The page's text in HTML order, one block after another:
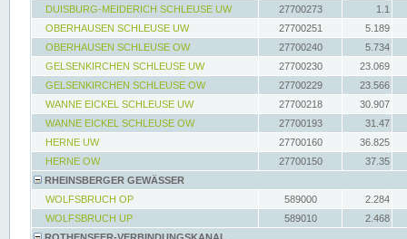
DUISBURG-MEIDERICH SCHLEUSE UW
27700273
1.1
OBERHAUSEN SCHLEUSE UW
27700251
5.189
OBERHAUSEN SCHLEUSE OW
27700240
5.734
GELSENKIRCHEN SCHLEUSE UW
27700230
23.069
GELSENKIRCHEN SCHLEUSE OW
27700229
23.566
WANNE EICKEL SCHLEUSE UW
27700218
30.907
WANNE EICKEL SCHLEUSE OW
27700193
31.47
HERNE UW
27700160
36.825
HERNE OW
27700150
37.35
RHEINSBERGER GEWÄSSER
WOLFSBRUCH OP
589000
2.284
WOLFSBRUCH UP
589010
2.468